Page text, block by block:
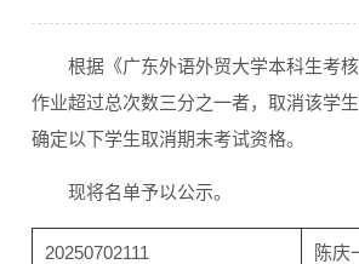
根据《广东外语外贸大学本科生考
作业超过总次数三分之一者，取消该学
确定以下学生取消期末考试资格。
现将名单予以公示。
20250702111 陈庆